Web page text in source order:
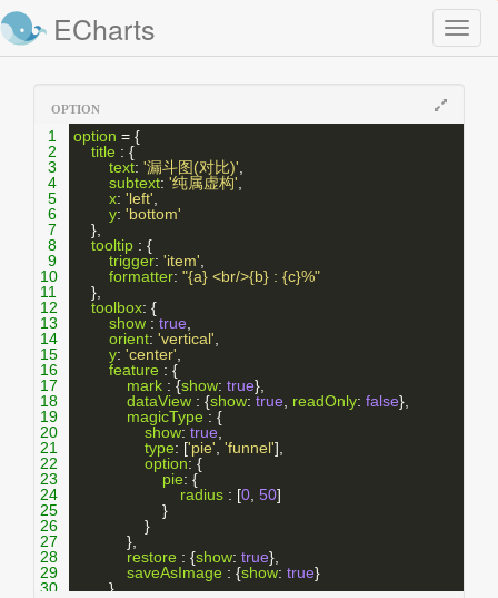
Toggle
ECharts
OPTION
1 option = {
2
title : {
3
text: '漏斗图(对比)'
4
subtext: '纯属虚构'
5
x: 'left'
6
y: 'bottom'
7
    },
8
tooltip : {
9
trigger: 'item'
10
formatter: "{a} <br/>{b} : {c}%"
11
    },
12
toolbox: {
13
show : true
14
orient: 'vertical'
15
y: 'center'
16
feature : {
17
mark : {show: true},
18
dataView : {show: true readOnly: false},
19
magicType : {
20
show: true
21
type: ['pie' 'funnel'],
22
option: {
23
pie: {
24
radius : [0 50]
25
                    }
26
                }
27
            },
28
restore : {show: true},
29
saveAsImage : {show: true}
30
        }